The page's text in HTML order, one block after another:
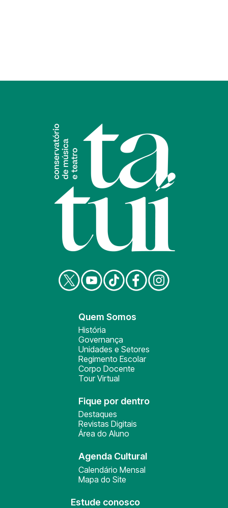
Quem Somos
História
Governança
Unidades e Setores
Regimento Escolar
Corpo Docente
Tour Virtual
Fique por dentro
Destaques
Revistas Digitais
Área do Aluno
Agenda Cultural
Calendário Mensal
Mapa do Site
Estude conosco